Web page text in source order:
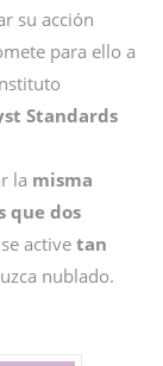
su acción
para ello a
Standards
la misma
que dos
active tan
nublado.